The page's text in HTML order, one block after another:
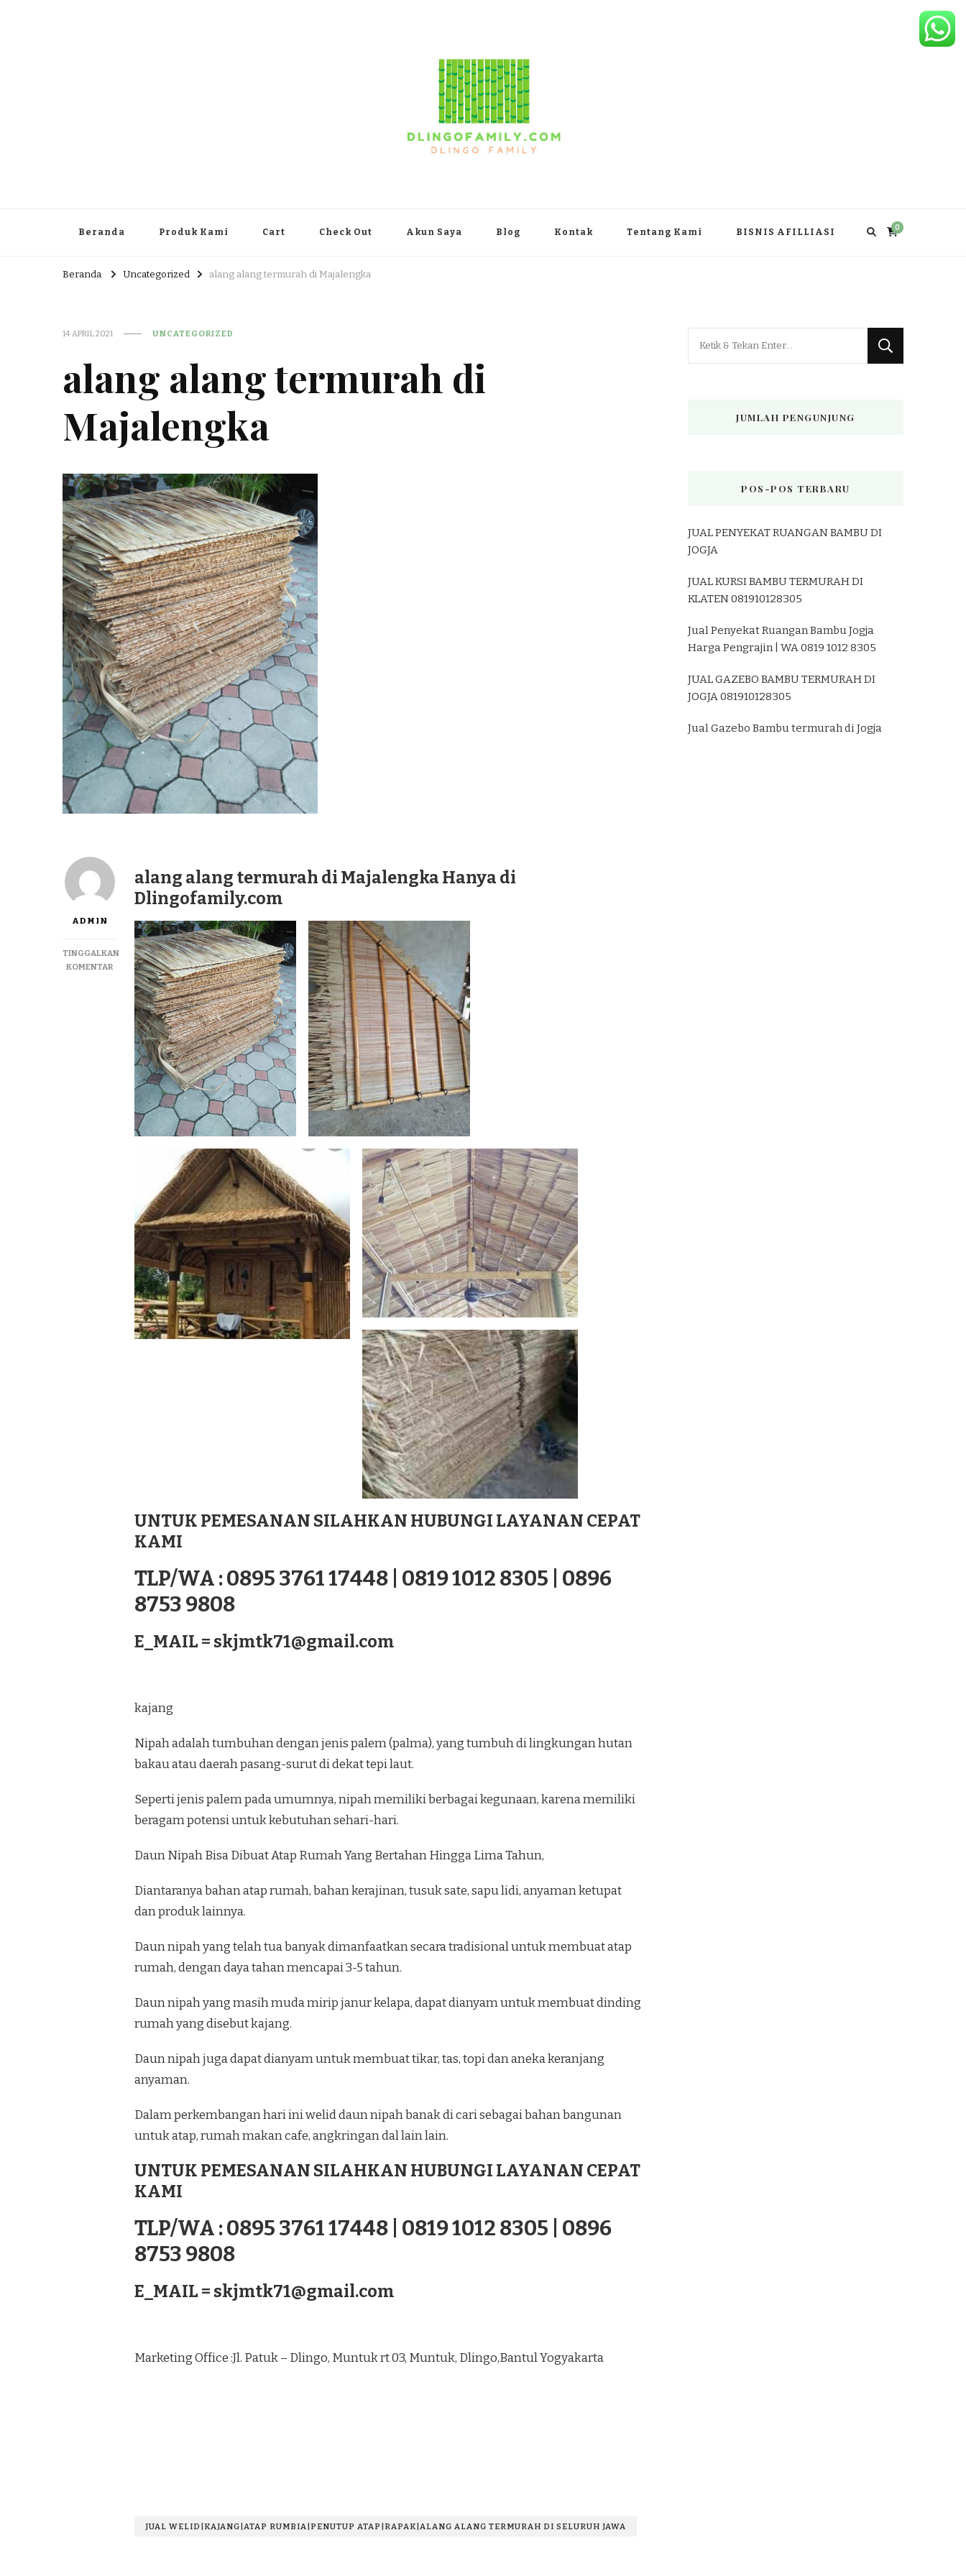
Beranda Produk Kami Cart Check Out Akun Saya Blog Kontak Tentang Kami BISNIS AFILLIASI 0
Beranda Uncategorized alang alang termurah di Majalengka
14 APRIL 2021 UNCATEGORIZED
alang alang termurah di
Majalengka
ADMIN
TINGGALKAN
KOMENTARPADA
ALANG
ALANG
TERMURAH
MAJALENGKA
alang alang termurah di Majalengka Hanya di
Dlingofamily.com
UNTUK PEMESANAN SILAHKAN HUBUNGI LAYANAN CEPAT
KAMI
TLP/WA : 0895 3761 17448 | 0819 1012 8305 | 0896
8753 9808
E_MAIL = skjmtk71@gmail.com
kajang
Nipah adalah tumbuhan dengan jenis palem (palma), yang tumbuh di lingkungan hutan
bakau atau daerah pasang-surut di dekat tepi laut.
Seperti jenis palem pada umumnya, nipah memiliki berbagai kegunaan, karena memiliki
beragam potensi untuk kebutuhan sehari-hari.
Daun Nipah Bisa Dibuat Atap Rumah Yang Bertahan Hingga Lima Tahun,
Diantaranya bahan atap rumah, bahan kerajinan, tusuk sate, sapu lidi, anyaman ketupat
dan produk lainnya.
Daun nipah yang telah tua banyak dimanfaatkan secara tradisional untuk membuat atap
rumah, dengan daya tahan mencapai 3-5 tahun.
Daun nipah yang masih muda mirip janur kelapa, dapat dianyam untuk membuat dinding
rumah yang disebut kajang.
Daun nipah juga dapat dianyam untuk membuat tikar, tas, topi dan aneka keranjang
anyaman.
Dalam perkembangan hari ini welid daun nipah banak di cari sebagai bahan bangunan
untuk atap, rumah makan cafe, angkringan dal lain lain.
UNTUK PEMESANAN SILAHKAN HUBUNGI LAYANAN CEPAT
KAMI
TLP/WA : 0895 3761 17448 | 0819 1012 8305 | 0896
8753 9808
E_MAIL = skjmtk71@gmail.com
Marketing Office :Jl. Patuk – Dlingo, Muntuk rt 03, Muntuk, Dlingo,Bantul Yogyakarta
JUAL WELID|KAJANG|ATAP RUMBIA|PENUTUP ATAP|RAPAK|ALANG ALANG TERMURAH DI SELURUH JAWA
JUMLAH PENGUNJUNG
POS-POS TERBARU
JUAL PENYEKAT RUANGAN BAMBU DI
JOGJA
JUAL KURSI BAMBU TERMURAH DI
KLATEN 081910128305
Jual Penyekat Ruangan Bambu Jogja
Harga Pengrajin | WA 0819 1012 8305
JUAL GAZEBO BAMBU TERMURAH DI
JOGJA 081910128305
Jual Gazebo Bambu termurah di Jogja